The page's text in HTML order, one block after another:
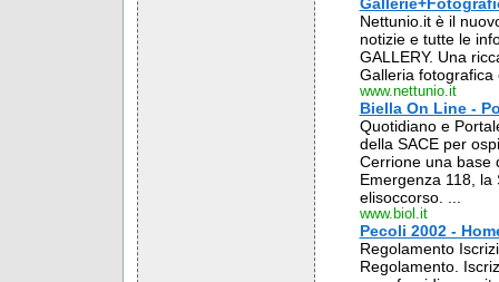
Nettunio.it è il
notizie e tutte le
GALLERY. Una
Galleria fotografica
www.nettunio.it
Biella On Line -
Quotidiano e
della SACE per
Cerrione una base
Emergenza 118,
elisoccorso. ...
www.biol.it
Pecoli 2002 -
Regolamento
Regolamento.